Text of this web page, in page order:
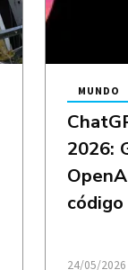
2026:
MUNDO
24/05/2026